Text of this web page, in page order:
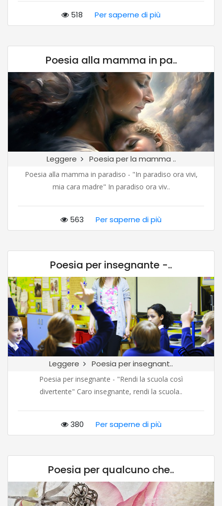
518 Per saperne di più
Poesia alla mamma in pa..
Leggere Poesia per la mamma ..
Poesia alla mamma in paradiso - "In paradiso ora vivi,
mia cara madre" In paradiso ora viv..
563 Per saperne di più
Poesia per insegnante -..
Leggere Poesia per insegnant..
Poesia per insegnante - "Rendi la scuola così
divertente" Caro insegnante, rendi la scuola..
380 Per saperne di più
Poesia per qualcuno che..